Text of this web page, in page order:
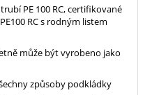
PE 100 RC, certifikované
RC s rodným listem
může být vyrobeno jako
způsoby podkládky